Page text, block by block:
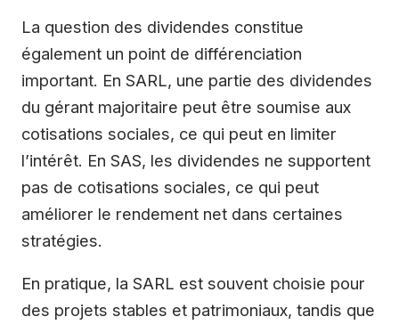
La question des dividendes constitue
également un point de différenciation
important. En SARL, une partie des dividendes
du gérant majoritaire peut être soumise aux
cotisations sociales, ce qui peut en limiter
l’intérêt. En SAS, les dividendes ne supportent
pas de cotisations sociales, ce qui peut
améliorer le rendement net dans certaines
stratégies.
En pratique, la SARL est souvent choisie pour
des projets stables et patrimoniaux, tandis que